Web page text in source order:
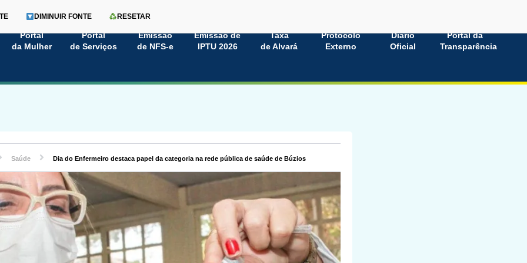
Portal
da Mulher
Portal
de Serviços
Emissão
de NFS-e
Emissão de
IPTU 2026
Taxa
de Alvará
Protocolo
Externo
Diário
Oficial
Portal da
Transparência
DIMINUIR FONTE RESETAR
Saúde Dia do Enfermeiro destaca papel da categoria na rede pública de saúde de Búzios